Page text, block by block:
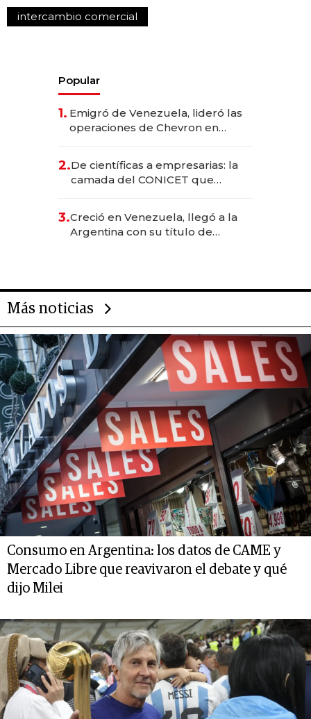
intercambio comercial
Popular
1. Emigró de Venezuela, lideró las
operaciones de Chevron en
2.De científicas a empresarias: la
camada del CONICET que
3.Creció en Venezuela, llegó a la
Argentina con su título de
Más noticias
Consumo en Argentina: los datos de CAME y
Mercado Libre que reavivaron el debate y qué
dijo Milei